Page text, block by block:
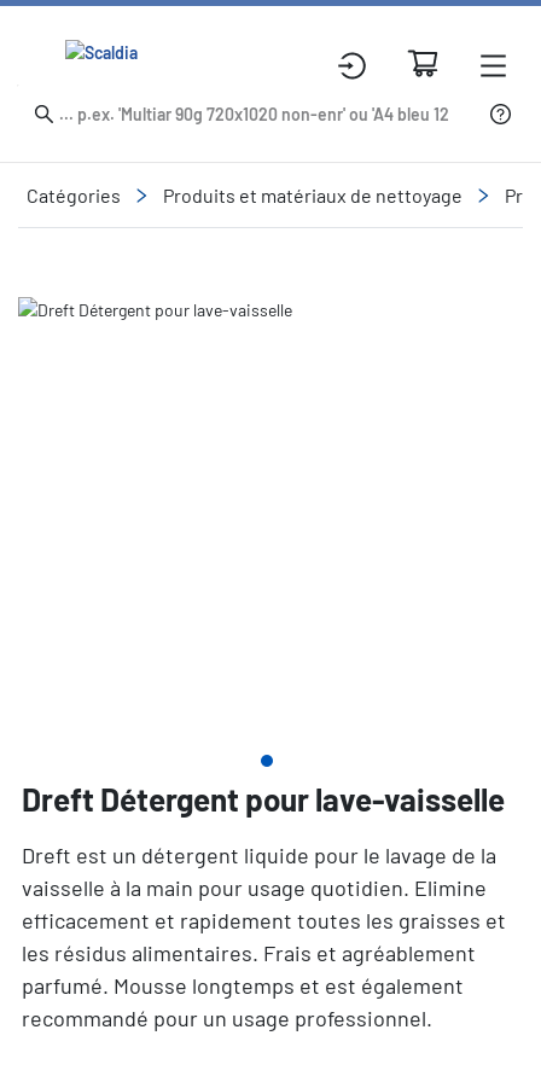
Catégories Produits et matériaux de nettoyage
Slide 1 of 1
Dreft Détergent pour lave-vaisselle
Dreft est un détergent liquide pour le lavage de la
vaisselle à la main pour usage quotidien. Elimine
efficacement et rapidement toutes les graisses et
les résidus alimentaires. Frais et agréablement
parfumé. Mousse longtemps et est également
recommandé pour un usage professionnel.